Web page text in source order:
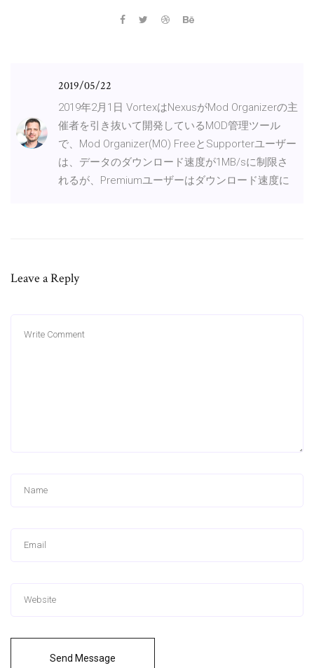
2019/05/22
2019年2月1日 VortexはNexusがMod Organizerの主
催者を引き抜いて開発しているMOD管理ツール
で、Mod Organizer(MO) FreeとSupporterユーザー
は、データのダウンロード速度が1MB/sに制限さ
れるが、Premiumユーザーはダウンロード速度に
Leave a Reply
Send Message